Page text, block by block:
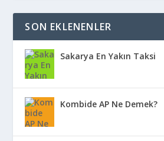
SON EKLENENLER
Sakarya En Yakın Taksi
Kombide AP Ne Demek?